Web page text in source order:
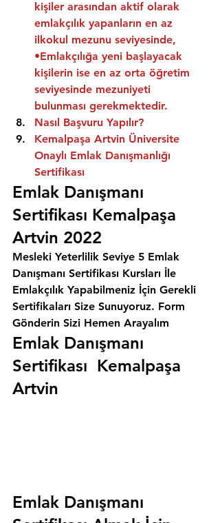
kişiler arasından aktif olarak
emlakçılık yapanların en az
ilkokul mezunu seviyesinde,
•Emlakçılığa yeni başlayacak
kişilerin ise en az orta öğretim
seviyesinde mezuniyeti
bulunması gerekmektedir.
Nasıl Başvuru Yapılır?
Kemalpaşa Artvin Üniversite
Onaylı Emlak Danışmanlığı
Sertifikası
Emlak Danışmanı
Sertifikası Kemalpaşa
Artvin 2022
Mesleki Yeterlilik Seviye 5 Emlak
Danışmanı Sertifikası Kursları İle
Emlakçılık Yapabilmeniz İçin Gerekli
Sertifikaları Size Sunuyoruz. Form
Gönderin Sizi Hemen Arayalım
Emlak Danışmanı
Sertifikası  Kemalpaşa
Artvin
Emlak Danışmanı